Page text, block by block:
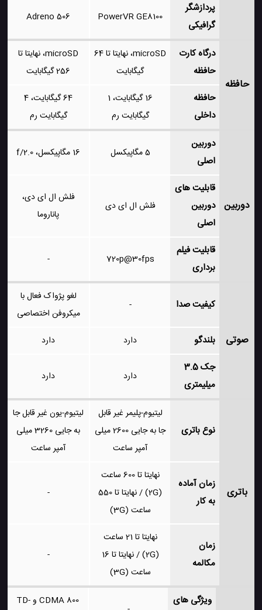
پردازشگر
گرافیکی
PowerVR GE8100
Adreno 506
حافظه
درگاه کارت
حافظه
microSD، نهایتا تا 64
گیگابایت
microSD، نهایتا تا
256 گیگابایت
حافظه
داخلی
16 گیگابایت، 1
گیگابایت رم
64 گیگابایت، 4
گیگابایت رم
دوربین
دوربین
اصلی
5 مگاپیکسل 16 مگاپیکسل، f/2.0
قابلیت های
دوربین
اصلی
فلش ال ای دی
فلش ال ای دی،
پاناروما
قابلیت فیلم
برداری
720p@30fps
-
صوتی
کیفیت صدا -
لغو پژواک فعال با
میکروفن اختصاصی
بلندگو دارد دارد
جک 3.5
میلیمتری
دارد دارد
باتری
نوع باتری
لیتیوم-پلیمر غیر قابل
جا به جایی 2600 میلی
آمپر ساعت
لیتیوم-یون غیر قابل جا
به جایی 3260 میلی
آمپر ساعت
زمان آماده
به کار
نهایتا تا 600 ساعت
(2G) / نهایتا تا 550
ساعت (3G)
-
زمان
مکالمه
نهایتا تا 21 ساعت
(2G) / نهایتا تا 16
ساعت (3G)
-
ویژگی های CDMA 800 و TD-